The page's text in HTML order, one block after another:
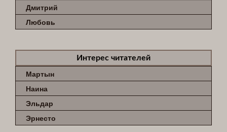
Дмитрий
Любовь
Интерес читателей
Мартын
Наина
Эльдар
Эрнесто